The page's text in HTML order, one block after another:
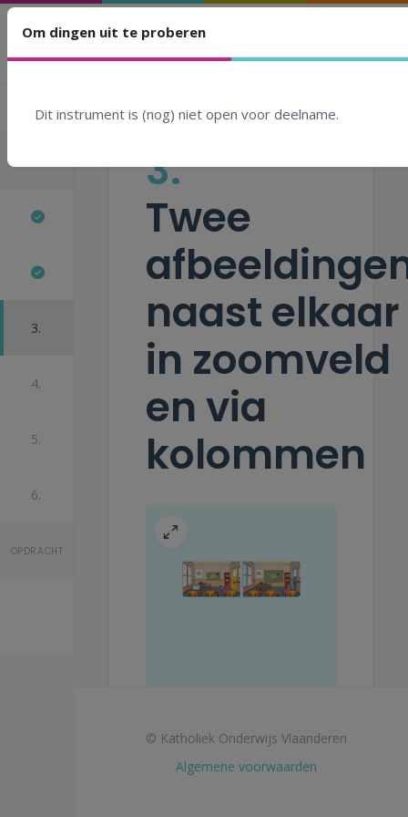
3.
4.
5.
6.
OPDRACHT
3.
Twee
naast elkaar
in zoomveld
en via
kolommen
© Katholiek Onderwijs Vlaanderen
Algemene voorwaarden
Eén afbeelding in een
zoomveld
Om dingen uit te proberen
Dit instrument is (nog) niet open voor deelname.